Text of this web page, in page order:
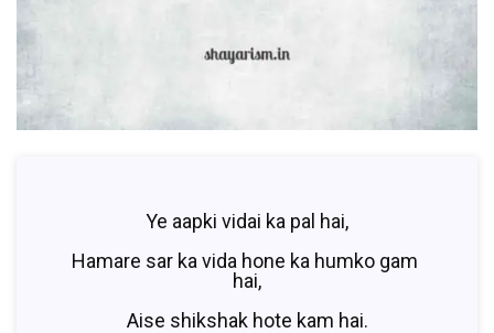
Ye aapki vidai ka pal hai,
Hamare sar ka vida hone ka humko gam
hai,
Aise shikshak hote kam hai.